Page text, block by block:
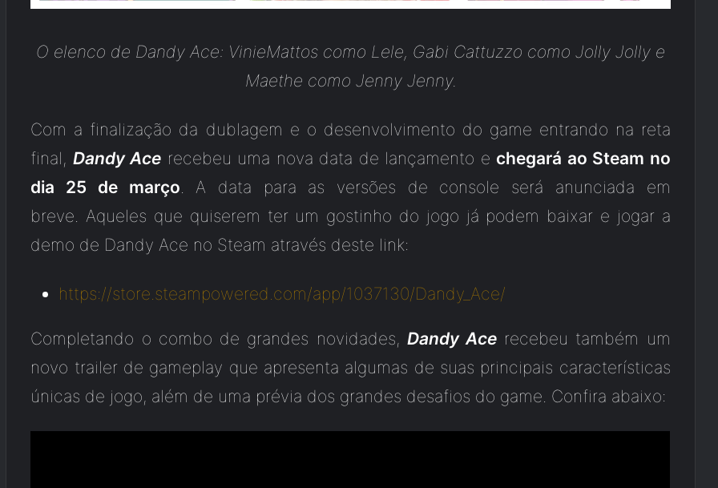
O elenco de Dandy Ace: VinieMattos como Lele, Gabi Cattuzzo como Jolly Jolly e
Maethe como Jenny Jenny.
Com a finalização da dublagem e o desenvolvimento do game entrando na reta
final, Dandy Ace recebeu uma nova data de lançamento e chegará ao Steam no
dia 25 de março . A data para as versões de console será anunciada em
breve. Aqueles que quiserem ter um gostinho do jogo já podem baixar e jogar a
demo de Dandy Ace no Steam através deste link:
https://store.steampowered. com/app/1037130/Dandy_Ace/
Completando o combo de grandes novidades, Dandy Acerecebeu também um
novo trailer de gameplay que apresenta algumas de suas principais características
únicas de jogo, além de uma prévia dos grandes desafios do game. Confira abaixo: